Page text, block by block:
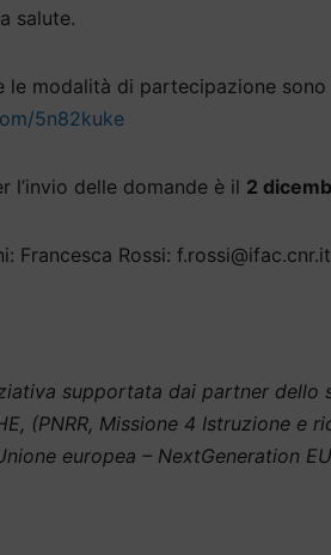
salute.
le modalità di partecipazione
5n82kuke
l’invio delle domande è il 2
Francesca Rossi:
supportata dai partner
(PNRR, Missione 4 Istruzione e
europea – NextGeneration